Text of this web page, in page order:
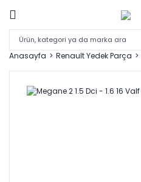
Anasayfa Renault Yedek Parça